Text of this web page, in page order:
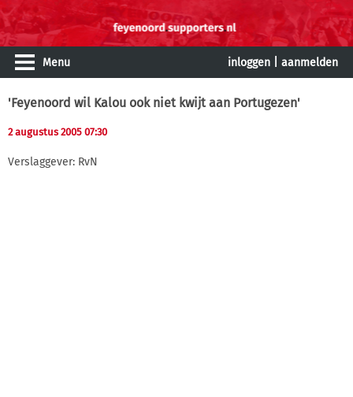
Menu inloggen aanmelden
'Feyenoord wil Kalou ook niet kwijt aan Portugezen'
2 augustus 2005 07:30
Verslaggever: RvN